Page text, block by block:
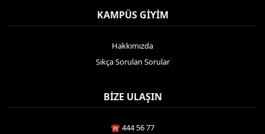
KAMPÜS GIYIM
Hakkımızda
Sıkça Sorulan Sorular
BIZE ULAŞIN
☎️ 444 56 77